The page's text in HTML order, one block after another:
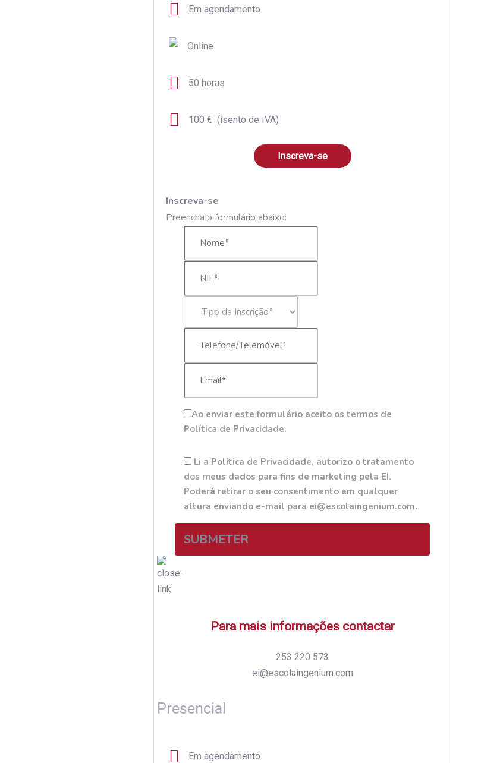
Em agendamento
Online
50 horas
100 € (isento de IVA)
Inscreva-se
Inscreva-se
Preencha o formulário abaixo:
Ao enviar este formulário aceito os termos de
Política de Privacidade.
Li a Política de Privacidade, autorizo o tratamento
dos meus dados para fins de marketing pela EI.
Poderá retirar o seu consentimento em qualquer
altura enviando e-mail para ei@escolaingenium.com.
SUBMETER
Para mais informações contactar
253 220 573
ei@escolaingenium.com
Presencial
Em agendamento